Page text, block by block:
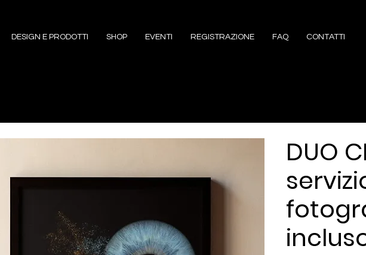
DESIGN E PRODOTTI SHOP EVENTI REGISTRAZIONE FAQ CONTATTI
DUO